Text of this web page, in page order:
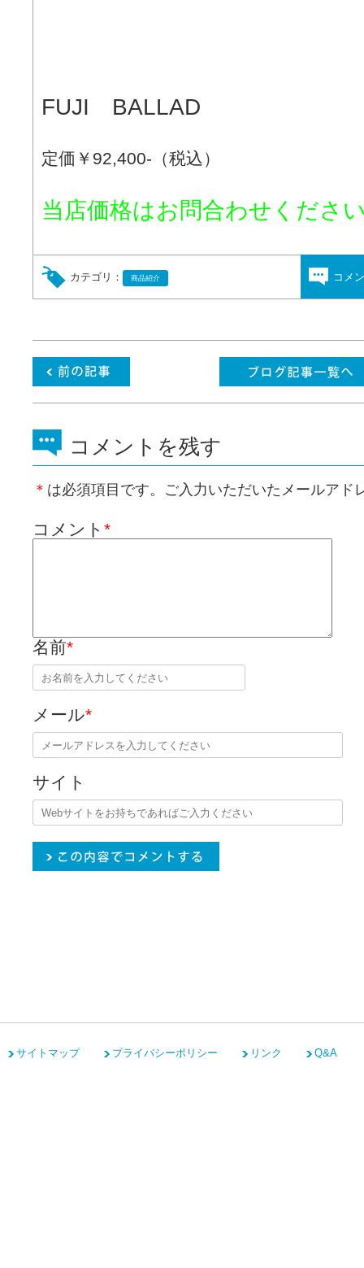
FUJI BALLAD
定価￥92,400-（税込）
当店価格はお問合わせくださ
カテゴリ： 商品紹介 コメ
コメントを残す
＊ は必須項目です。ご入力いただいたメールアド
コメント *
名前*
メール*
サイト
サイトマップ プライバシーポリシー リンク Q&A